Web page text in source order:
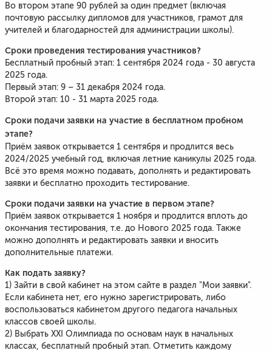
Во втором этапе 90 рублей за один предмет (включая
почтовую рассылку дипломов для участников, грамот для
учителей и благодарностей для администрации школы).
Сроки проведения тестирования участников?
Бесплатный пробный этап: 1 сентября 2024 года - 30 августа
2025 года.
Первый этап: 9 – 31 декабря 2024 года.
Второй этап: 10 - 31 марта 2025 года.
Сроки подачи заявки на участие в бесплатном пробном
этапе?
Приём заявок открывается 1 сентября и продлится весь
2024/2025 учебный год, включая летние каникулы 2025 года.
Всё это время можно подавать, дополнять и редактировать
заявки и бесплатно проходить тестирование.
Сроки подачи заявки на участие в первом этапе?
Приём заявок открывается 1 ноября и продлится вплоть до
окончания тестирования, т.е. до Нового 2025 года. Также
можно дополнять и редактировать заявки и вносить
дополнительные платежи.
Как подать заявку?
1) Зайти в свой кабинет на этом сайте в раздел "Мои заявки".
Если кабинета нет, его нужно зарегистрировать, либо
воспользоваться кабинетом другого педагога начальных
классов своей школы.
2) Выбрать XXI Олимпиада по основам наук в начальных
классах, бесплатный пробный этап. Отметить каждому